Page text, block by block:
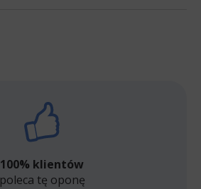
100% klientów
poleca tę oponę